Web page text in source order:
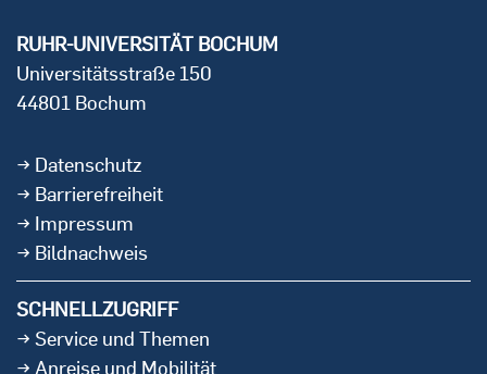
RUHR-UNIVERSITÄT BOCHUM
Universitätsstraße 150
44801 Bochum
Datenschutz
Barrierefreiheit
Impressum
Bildnachweis
SCHNELLZUGRIFF
Service und Themen
Anreise und Mobilität